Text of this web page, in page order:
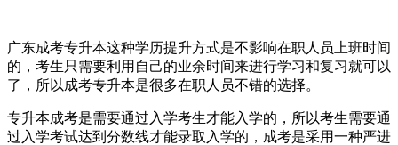
广东成考专升本这种学历提升方式是不影响在职人员上班时间
的，考生只需要利用自己的业余时间来进行学习和复习就可以
了，所以成考专升本是很多在职人员不错的选择。
专升本成考是需要通过入学考生才能入学的，所以考生需要通
过入学考试达到分数线才能录取入学的，成考是采用一种严进